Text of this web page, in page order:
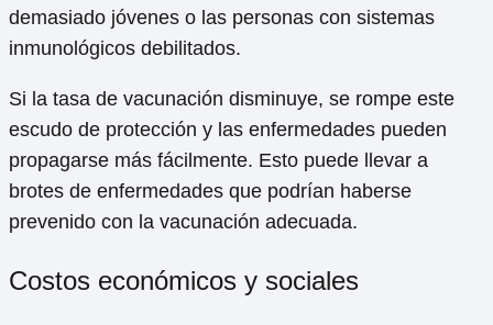
demasiado jóvenes o las personas con sistemas
inmunológicos debilitados.
Si la tasa de vacunación disminuye, se rompe este
escudo de protección y las enfermedades pueden
propagarse más fácilmente. Esto puede llevar a
brotes de enfermedades que podrían haberse
prevenido con la vacunación adecuada.
Costos económicos y sociales